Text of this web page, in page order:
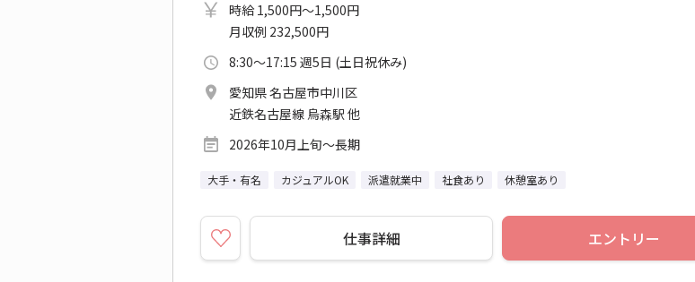
時給 1,500円～1,500円
月収例 232,500円
8:30～17:15 週5日 (土日祝休み)
愛知県 名古屋市中川区
近鉄名古屋線 烏森駅 他
2026年10月上旬～長期
大手・有名 カジュアルOK 派遣就業中 社食あり 休憩室あり
仕事詳細 エントリー